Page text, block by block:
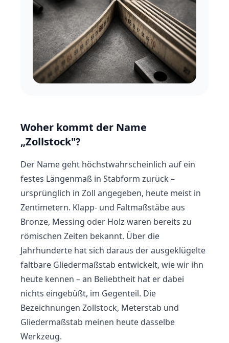
Woher kommt der Name
„Zollstock"?
Der Name geht höchstwahrscheinlich auf ein
festes Längenmaß in Stabform zurück –
ursprünglich in Zoll angegeben, heute meist in
Zentimetern. Klapp- und Faltmaßstäbe aus
Bronze, Messing oder Holz waren bereits zu
römischen Zeiten bekannt. Über die
Jahrhunderte hat sich daraus der ausgeklügelte
faltbare Gliedermaßstab entwickelt, wie wir ihn
heute kennen – an Beliebtheit hat er dabei
nichts eingebüßt, im Gegenteil. Die
Bezeichnungen Zollstock, Meterstab und
Gliedermaßstab meinen heute dasselbe
Werkzeug.